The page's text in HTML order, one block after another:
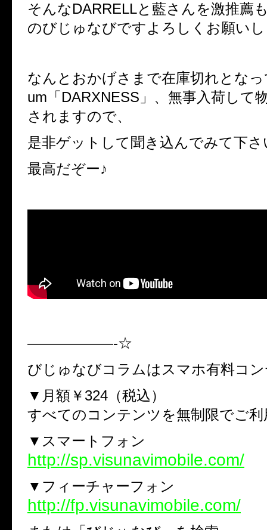
そんなDARRELLと藍さんを激推薦
のびじゅなびですよろしくお願い
なんとおかげさまで在庫切れとな
um 「DARXNESS」、無事入荷して
されますので、
是非ゲットして聞き込んでみて下さ
最高だぞー♪
——————-☆
びじゅなびコラムはスマホ有料コ
▼月額￥324（税込）
すべてのコンテンツを無制限でご
▼スマートフォン
http://sp.visunavimobile.com/
▼フィーチャーフォン
http://fp.visunavimobile.com/